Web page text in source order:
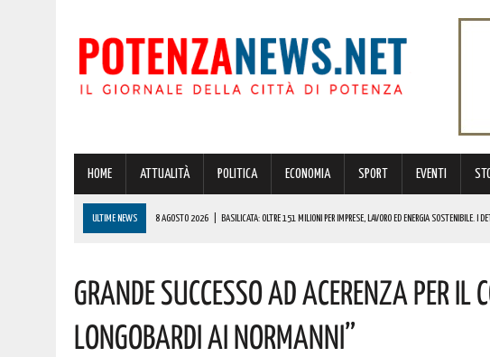
HOME ATTUALITÀ POLITICA ECONOMIA SPORT EVENTI
ULTIME NEWS 8 AGOSTO 2026 BASILICATA: OLTRE 151 MILIONI PER IMPRESE, LAVORO ED ENERGIA SOSTENIBILE. I
70 ANNI DOPO, MARCINELLE È ANCORA MEMORIA VIVA: MURO LUCANO ONORA COLORO CHE PERSERO LA
8 AGOSTO 2026 | POTENZA: CLEMENTINO PORTA L’ENERGIA DI “GRANDE ANIMA” IN PROVINCIA. IL CONCERTO AD INGRESSO
8 AGOSTO 2026 | POTENZA: GRAVISSIMA AGGRESSIONE IN CARCERE! LA DENUNCIA
GRANDE SUCCESSO AD ACERENZA PER IL
LONGOBARDI AI NORMANNI”